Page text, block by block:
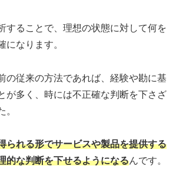
することで、理想の状態に対して何を
になります。
の従来の方法であれば、経験や勘に基
が多く、時には不正確な判断を下さざ
。
られる形でサービスや製品を提供する
的な判断を下せるようになるんです。